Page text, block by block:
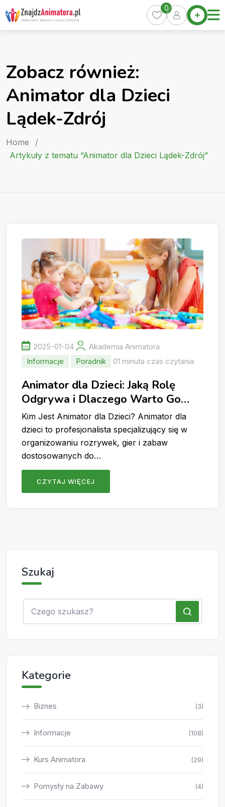
Skip
to
content
Home
Oferty
Kurs
0
Zobacz również:
Animator dla Dzieci
Lądek-Zdrój
Home
/
Artykuły z tematu “Animator dla Dzieci Lądek-Zdrój”
2025-01-04
Akademia Animatora
Informacje
Poradnik 01 minuta czas czytania
Animator dla Dzieci: Jaką Rolę
Odgrywa i Dlaczego Warto Go
Wynająć?
Kim Jest Animator dla Dzieci? Animator dla
dzieci to profesjonalista specjalizujący się w
organizowaniu rozrywek, gier i zabaw
dostosowanych do…
CZYTAJ WIĘCEJ
Szukaj
Kategorie
Biznes (3)
Informacje (108)
Kurs Animatora (29)
Pomysły na Zabawy (4)